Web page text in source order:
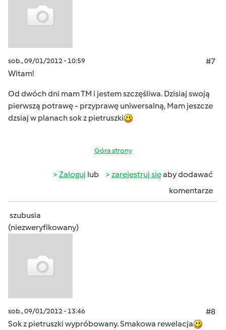
sob., 09/01/2012 - 10:59
#7
Witam!
Od dwóch dni mam TM i jestem szczęśliwa. Dzisiaj swoją
pierwszą potrawę - przyprawę uniwersalną, Mam jeszcze
dzsiaj w planach sok z pietruszki
Góra strony
Zaloguj lub zarejestruj sięaby dodawać
komentarze
szubusia
(niezweryfikowany)
sob., 09/01/2012 - 13:46
#8
Sok z pietruszki wypróbowany. Smakowa rewelacja